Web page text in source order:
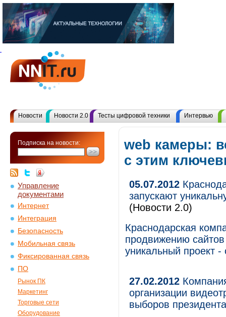
Новости Новости 2.0 Тесты цифровой техники Интервью
Подписка на новости:
Управление
документами
Интернет
Интеграция
Безопасность
Мобильная связь
Фиксированная связь
ПО
Рынок ПК
Маркетинг
Торговые сети
Оборудование
web камеры:
с этим
05.07.2012
запускают
(Новости 2.0)
Краснодарская
продвижению сайтов
уникальный проект
27.02.2012
организации
выборов